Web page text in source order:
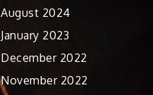
August 2024
January 2023
December 2022
November 2022